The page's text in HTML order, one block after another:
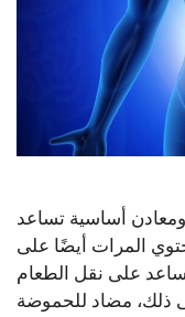
أساسية تساعد
المرات أيضًا على
تساعد على نقل الطعام
ذلك، مضاد للحموضة